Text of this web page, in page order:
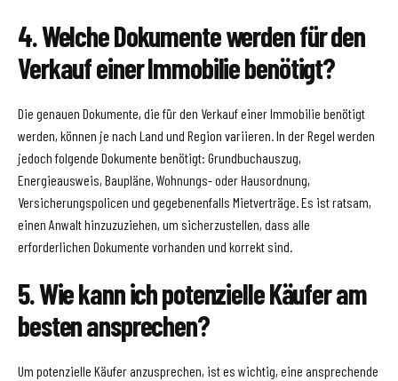
4. Welche Dokumente werden für den
Verkauf einer Immobilie benötigt?
Die genauen Dokumente, die für den Verkauf einer Immobilie benötigt
werden, können je nach Land und Region variieren. In der Regel werden
jedoch folgende Dokumente benötigt: Grundbuchauszug,
Energieausweis, Baupläne, Wohnungs- oder Hausordnung,
Versicherungspolicen und gegebenenfalls Mietverträge. Es ist ratsam,
einen Anwalt hinzuzuziehen, um sicherzustellen, dass alle
erforderlichen Dokumente vorhanden und korrekt sind.
5. Wie kann ich potenzielle Käufer am
besten ansprechen?
Um potenzielle Käufer anzusprechen, ist es wichtig, eine ansprechende